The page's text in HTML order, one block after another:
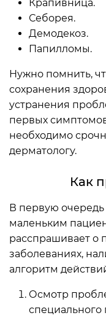
Крапивница.
Себорея.
Демодекоз.
Папилломы.
Нужно помнить,
сохранения
устранения
первых
необходимо
дерматологу.
Как
В первую очередь
маленьким
расспрашивает о
заболеваниях,
алгоритм
Осмотр
специального